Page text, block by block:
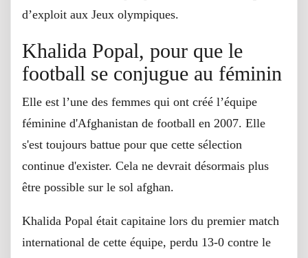
d’exploit aux Jeux olympiques.
Khalida Popal, pour que le
football se conjugue au féminin
Elle est l’une des femmes qui ont créé l’équipe
féminine d'Afghanistan de football en 2007. Elle
s'est toujours battue pour que cette sélection
continue d'exister. Cela ne devrait désormais plus
être possible sur le sol afghan.
Khalida Popal était capitaine lors du premier match
international de cette équipe, perdu 13-0 contre le